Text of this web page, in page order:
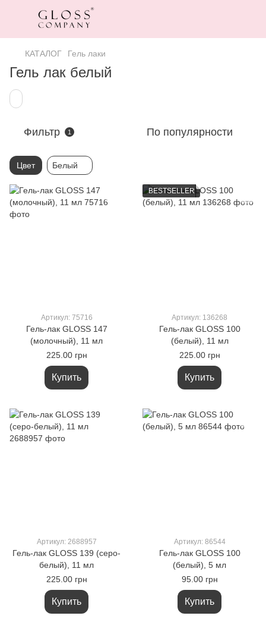
КАТАЛОГ Гель лаки
Гель лак белый
Фильтр 1 По популярности
Цвет Белый
Артикул: 75716
Гель-лак GLOSS 147
(молочный), 11 мл
225.00 грн
Купить
BESTSELLER
Артикул: 136268
Гель-лак GLOSS 100
(белый), 11 мл
225.00 грн
Купить
Артикул: 2688957
Гель-лак GLOSS 139 (серо-
белый), 11 мл
225.00 грн
Купить
Артикул: 86544
Гель-лак GLOSS 100
(белый), 5 мл
95.00 грн
Купить